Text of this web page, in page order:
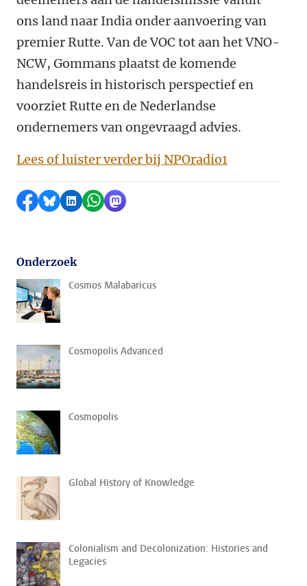
ons land naar India onder aanvoering van
premier Rutte. Van de VOC tot aan het VNO-
NCW, Gommans plaatst de komende
handelsreis in historisch perspectief en
voorziet Rutte en de Nederlandse
ondernemers van ongevraagd advies.
Lees of luister verder bij NPOradio1
Delen op Facebook
Delen via Bluesky
Delen op LinkedIn
Delen via WhatsApp
Delen via Mastodon
Onderzoek
Cosmos Malabaricus
Cosmopolis Advanced
Cosmopolis
Global History of Knowledge
Colonialism and Decolonization: Histories and
Legacies